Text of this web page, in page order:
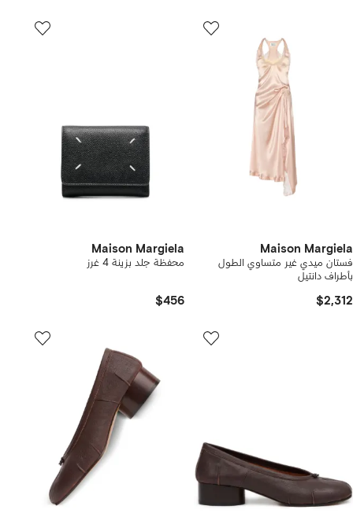
Maison Margiela
فستان ميدي غير متساوي الطول
بأطراف دانتيل
$2,312
Maison Margiela
محفظة جلد بزينة 4 غرز
$456